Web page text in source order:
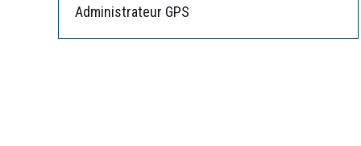
Administrateur GPS